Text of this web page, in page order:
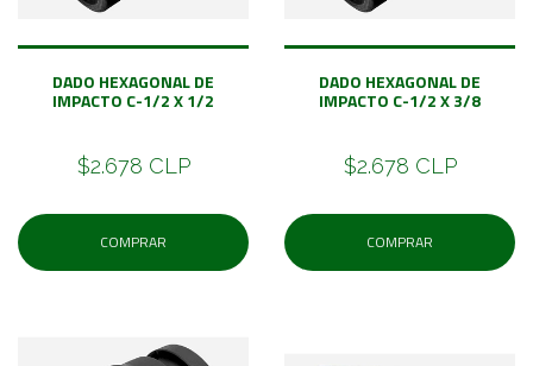
DADO HEXAGONAL DE
IMPACTO C-1/2 X 1/2
$2.678 CLP
COMPRAR
DADO HEXAGONAL DE
IMPACTO C-1/2 X 3/8
$2.678 CLP
COMPRAR